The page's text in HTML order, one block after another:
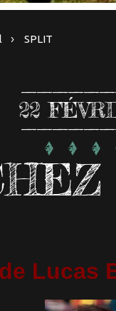
SPLIT
22
de Lucas